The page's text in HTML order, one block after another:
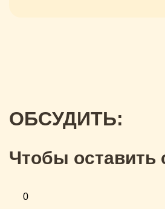
ОБСУДИТЬ:
Чтобы оставить
0